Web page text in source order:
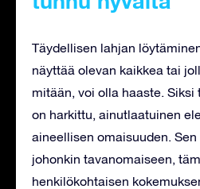
Täydellisen lahjan
näyttää olevan kaikkea tai
mitään, voi olla haaste. Siksi
on harkittu, ainutlaatuinen
aineellisen omaisuuden.
johonkin tavanomaiseen,
henkilökohtaisen